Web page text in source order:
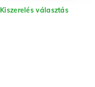
Kiszerelés választás